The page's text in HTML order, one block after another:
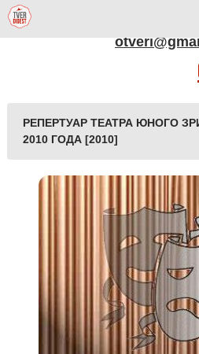
РЕПЕРТУАР ТЕАТРА ЮНОГО
2010 ГОДА [2010]